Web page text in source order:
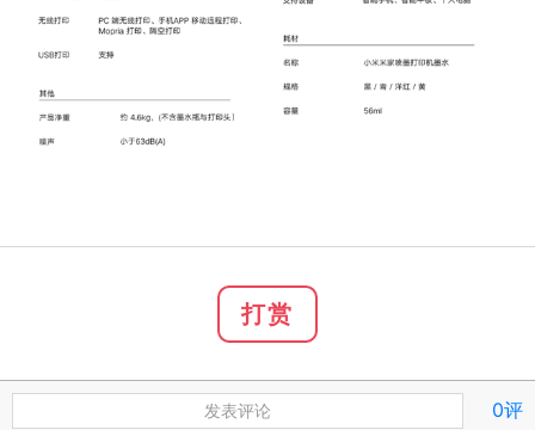
打赏
发表评论 0评